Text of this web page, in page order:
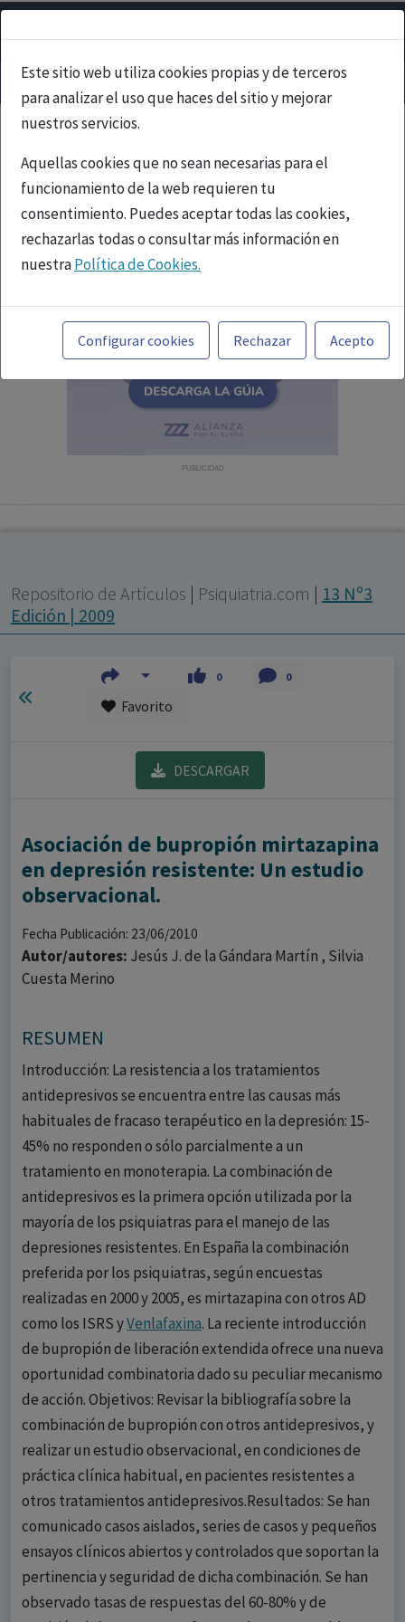
Este sitio web utiliza cookies propias y de terceros
para analizar el uso que haces del sitio y mejorar
nuestros servicios.
Aquellas cookies que no sean necesarias para el
funcionamiento de la web requieren tu
consentimiento. Puedes aceptar todas las cookies,
rechazarlas todas o consultar más información en
nuestraPolítica de Cookies.
Toda la información incluida en la Página Web está
referida a productos del mercado español y, por
tanto, dirigida a profesionales sanitarios legalmente
facultados para prescribir o dispensar medicamentos
con ejercicio profesional. La información técnica de los
fármacos se facilita a título meramente informativo,
Configurar cookies Rechazar Acepto
PUBLICIDAD
Repositorio de Artículos | Psiquiatria.com | 13 Nº3
Edición | 2009
0 0
Favorito
DESCARGAR
Asociación de bupropión mirtazapina
en depresión resistente: Un estudio
observacional.
Fecha Publicación: 23/06/2010
Autor/autores: Jesús J. de la Gándara Martín , Silvia
Cuesta Merino
RESUMEN
Introducción: La resistencia a los tratamientos
antidepresivos se encuentra entre las causas más
habituales de fracaso terapéutico en la depresión: 15-
45% no responden o sólo parcialmente a un
tratamiento en monoterapia. La combinación de
antidepresivos es la primera opción utilizada por la
mayoría de los psiquiatras para el manejo de las
depresiones resistentes. En España la combinación
preferida por los psiquiatras, según encuestas
realizadas en 2000 y 2005, es mirtazapina con otros AD
como los ISRS yVenlafaxina. La reciente introducción
de bupropión de liberación extendida ofrece una nueva
oportunidad combinatoria dado su peculiar mecanismo
de acción. Objetivos: Revisar la bibliografía sobre la
combinación de bupropión con otros antidepresivos, y
realizar un estudio observacional, en condiciones de
práctica clínica habitual, en pacientes resistentes a
otros tratamientos antidepresivos.Resultados: Se han
comunicado casos aislados, series de casos y pequeños
ensayos clínicos abiertos y controlados que soportan la
pertinencia y seguridad de dicha combinación. Se han
observado tasas de respuestas del 60-80% y de